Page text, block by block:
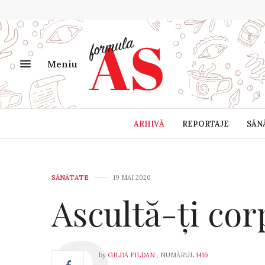
Meniu
ARHIVĂ REPORTAJE
SĂNĂTATE 19 MAI 2020
Ascultă-ți
by GILDA FILDAN , NUMĂRUL 1416